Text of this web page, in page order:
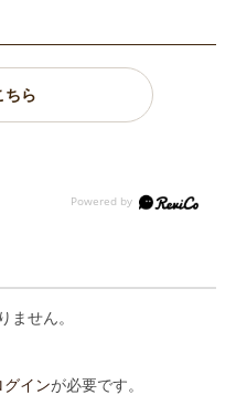
ちら
ません。
グインが必要です。